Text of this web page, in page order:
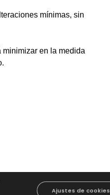
mínimas, sin
en la medida
Ajustes de cookies